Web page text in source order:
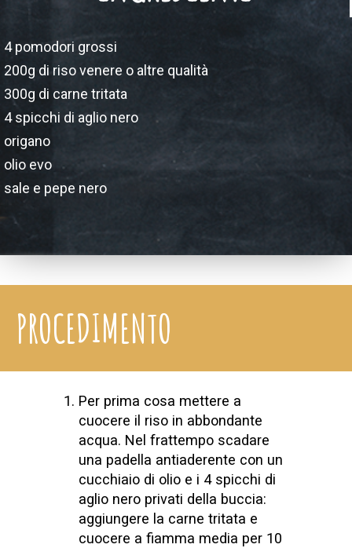
4 pomodori grossi
200g di riso venere o altre qualità
300g di carne tritata
4 spicchi di aglio nero
origano
olio evo
sale e pepe nero
PROCEDIMENTO
Per prima cosa mettere a
cuocere il riso in abbondante
acqua. Nel frattempo scadare
una padella antiaderente con un
cucchiaio di olio e i 4 spicchi di
aglio nero privati della buccia:
aggiungere la carne tritata e
cuocere a fiamma media per 10